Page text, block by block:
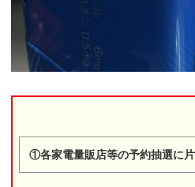
①各家電量販店等の予約抽選に